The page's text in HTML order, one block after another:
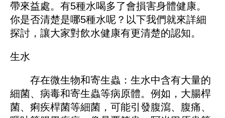
帶來益處。有5種水喝多了會損害身體健康。
你是否清楚是哪5種水呢？以下我們就來詳細
探討，讓大家對飲水健康有更清楚的認知。
生水
存在微生物和寄生蟲：生水中含有大量的
細菌、病毒和寄生蟲等病原體。例如，大腸桿
菌、痢疾桿菌等細菌，可能引發腹瀉、腹痛、